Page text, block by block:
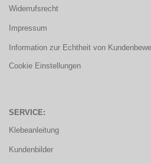
Widerrufsrecht
Impressum
Information zur Echtheit von
Cookie Einstellungen
SERVICE:
Klebeanleitung
Kundenbilder